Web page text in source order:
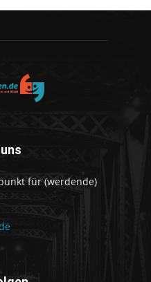
für (werdende)